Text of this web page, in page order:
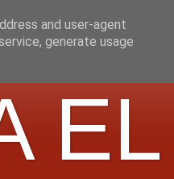
EL
and user-agent
generate usage